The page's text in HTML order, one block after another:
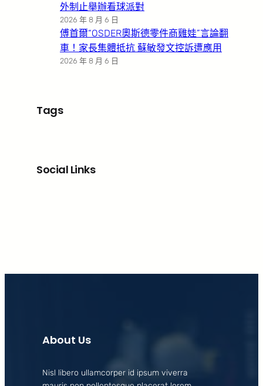
外制止舉辦看球派對
2026 年 8 月 6 日
傅首爾“OSDER奧斯德零件商雞娃”言論翻
車！家長集體抵抗 蘇敏發文控訴遭應用
2026 年 8 月 6 日
Tags
Social Links
About Us
Nisl libero ullamcorper id ipsum viverra